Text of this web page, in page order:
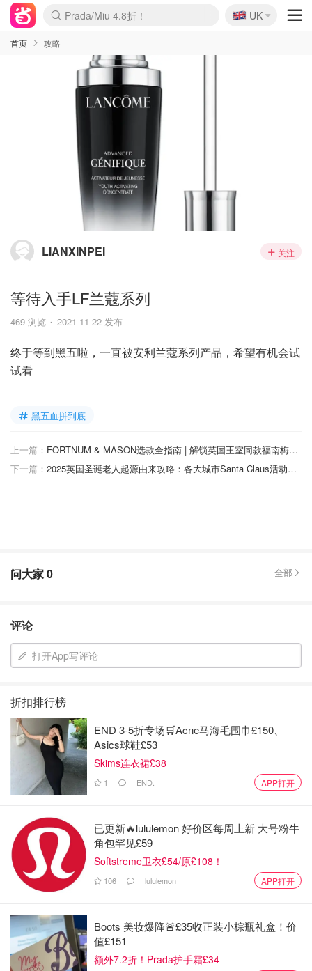
Prada/Miu 4.8折！
🇬🇧
UK
首页 攻略
LIANXINPEI 关注
等待入手LF兰蔻系列
469 浏览 2021-11-22 发布
终于等到黑五啦，一直被安利兰蔻系列产品，希望有机会试
试看
黑五血拼到底
上一篇：
FORTNUM & MASON选款全指南 | 解锁英国王室同款福南梅森下午茶！附情人节好物专区~
下一篇：
2025英国圣诞老人起源由来攻略：各大城市Santa Claus活动，免费合影点已标好！
问大家0 全部
评论
打开App写评论
折扣排行榜
END 3-5折专场🛒Acne马海毛围巾£150、
Asics球鞋£53
Skims连衣裙£38
1 END. APP打开
已更新🔥lululemon 好价区每周上新 大号粉牛
角包罕见£59
Softstreme卫衣£54/原£108！
106 lululemon APP打开
Boots 美妆爆降🚨£35收正装小棕瓶礼盒！价
值£151
额外7.2折！Prada护手霜£34